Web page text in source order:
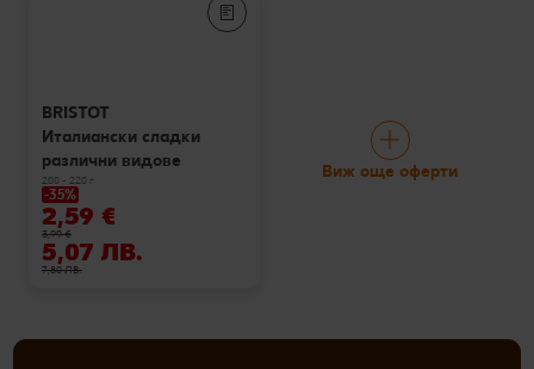
BRISTOT
Италиански сладки
различни видове
200 - 220 г
-35%
2,59 €
3,99 €
5,07 ЛВ.
7,80 ЛВ.
Виж още оферти